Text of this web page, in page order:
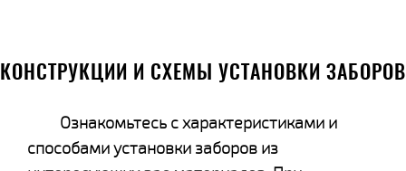
КОНСТРУКЦИИ И СХЕМЫ УСТАНОВКИ ЗАБОРОВ
Ознакомьтесь с характеристиками и
способами установки заборов из